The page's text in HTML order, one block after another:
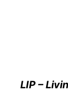
LIP –